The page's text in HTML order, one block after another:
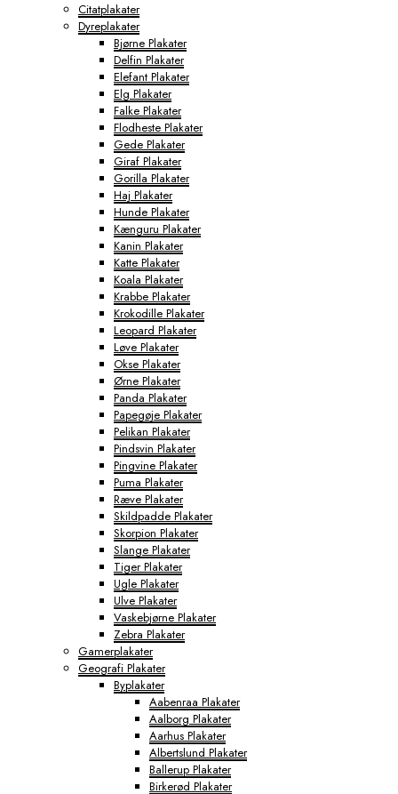
Citatplakater
Dyreplakater
Bjørne Plakater
Delfin Plakater
Elefant Plakater
Elg Plakater
Falke Plakater
Flodheste Plakater
Gede Plakater
Giraf Plakater
Gorilla Plakater
Haj Plakater
Hunde Plakater
Kænguru Plakater
Kanin Plakater
Katte Plakater
Koala Plakater
Krabbe Plakater
Krokodille Plakater
Leopard Plakater
Løve Plakater
Okse Plakater
Ørne Plakater
Panda Plakater
Papegøje Plakater
Pelikan Plakater
Pindsvin Plakater
Pingvine Plakater
Puma Plakater
Ræve Plakater
Skildpadde Plakater
Skorpion Plakater
Slange Plakater
Tiger Plakater
Ugle Plakater
Ulve Plakater
Vaskebjørne Plakater
Zebra Plakater
Gamerplakater
Geografi Plakater
Byplakater
Aabenraa Plakater
Aalborg Plakater
Aarhus Plakater
Albertslund Plakater
Ballerup Plakater
Birkerød Plakater